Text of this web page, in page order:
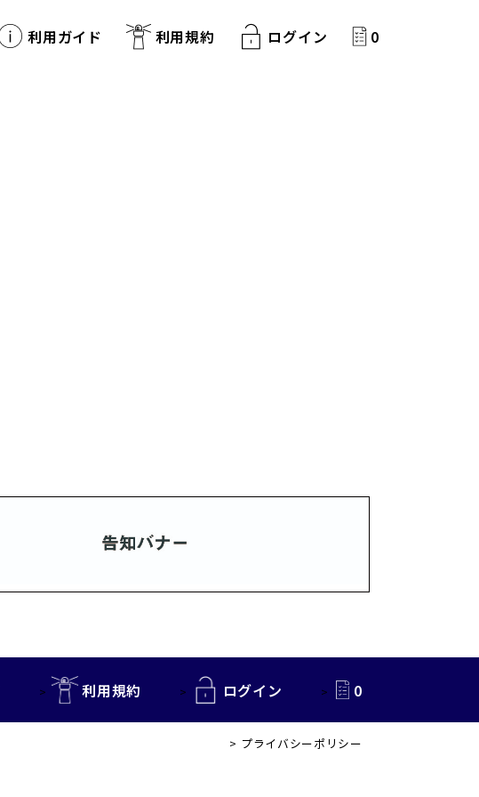
利用ガイド 利用規約 ログイン 0
利用規約 ログイン 0
プライバシーポリシー